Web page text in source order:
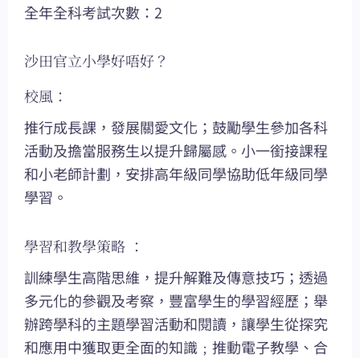
全年全科考試次數：2
沙田官立小學好唔好？
校風：
推行成長課，發展關愛文化；鼓勵學生參加各科
活動及擔當服務生以提升歸屬感。小一銜接課程
和小老師計劃，安排高年級同學協助低年級同學
學習。
學習和教學策略 ：
訓練學生高階思維，提升解難及傳意技巧；透過
多元化的參觀及考察，豐富學生的學習經歷；舉
辦跨學科的主題學習活動和閱讀，讓學生從探究
和應用中獲取更全面的知識﹔推動電子教學、合